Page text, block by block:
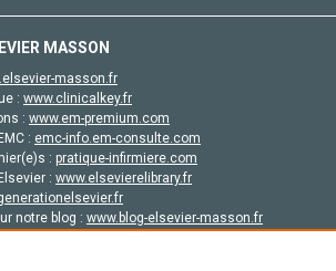
MASSON
masson.fr
: www.clinicalkey.fr
: www.em-premium.com
: emc-info.em-consulte.com
: pratique-infirmiere.com
: www.elsevierelibrary.fr
notre blog : www.blog-elsevier-masson.fr